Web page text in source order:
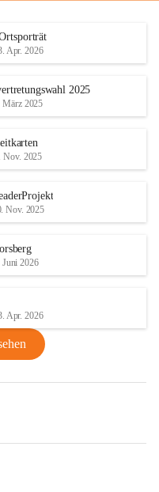
Apr. 2026
2025
März 2025
Nov. 2025
Nov. 2025
Juni 2026
Apr. 2026